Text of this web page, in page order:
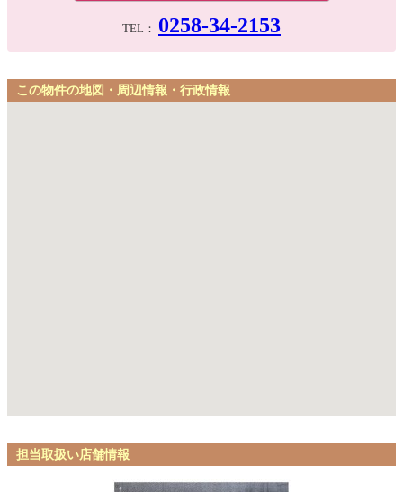
TEL： 0258-34-2153
この物件の地図・周辺情報・行政情報
担当取扱い店舗情報